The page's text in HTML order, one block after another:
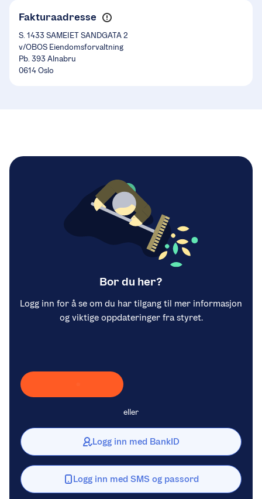
Fakturaadresse
S. 1433 SAMEIET SANDGATA 2
v/OBOS Eiendomsforvaltning
Pb. 393 Alnabru
0614 Oslo
Bor du her?
Logg inn for å se om du har tilgang til mer informasjon
og viktige oppdateringer fra styret.
eller
Logg inn med BankID
Logg inn med SMS og passord